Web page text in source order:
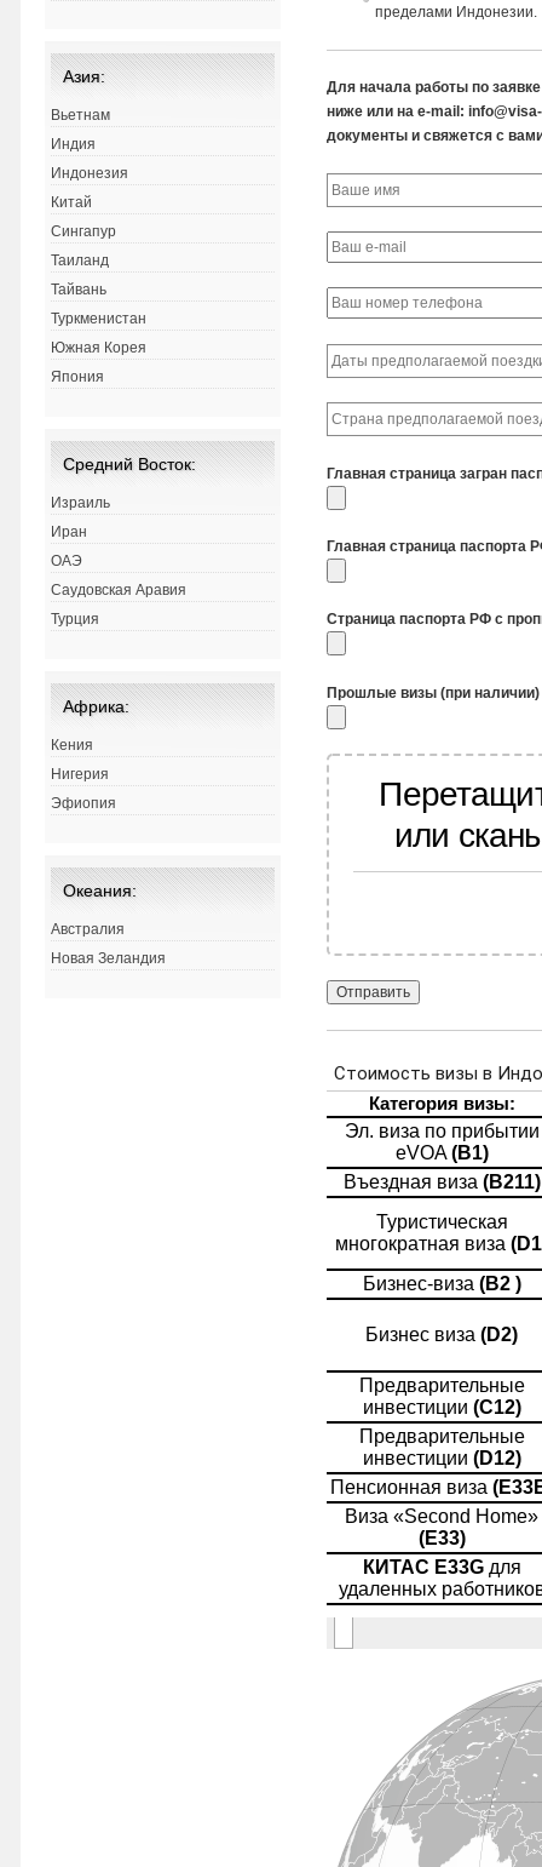
пределами Индонезии.
Для начала работы по
ниже или на e-mail:
документы и свяжется с
Главная страница загран
Главная страница паспорта
Страница паспорта РФ с
Прошлые визы (при наличии)
или
Азия:
Вьетнам
Индия
Индонезия
Китай
Сингапур
Таиланд
Тайвань
Туркменистан
Южная Корея
Япония
Средний Восток:
Израиль
Иран
ОАЭ
Саудовская Аравия
Турция
Африка:
Кения
Нигерия
Эфиопия
Океания:
Австралия
Новая Зеландия